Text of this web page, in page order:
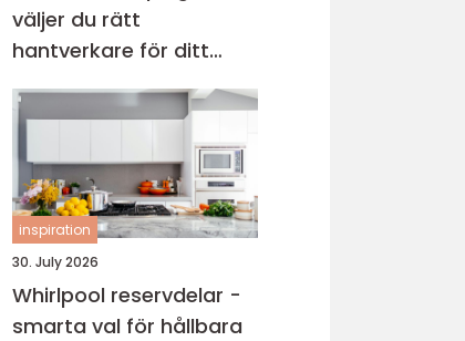
väljer du rätt
hantverkare för ditt
projekt
inspiration
30. July 2026
Whirlpool reservdelar -
smarta val för hållbara